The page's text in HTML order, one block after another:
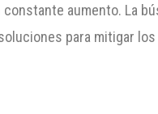
aumento. La
para mitigar